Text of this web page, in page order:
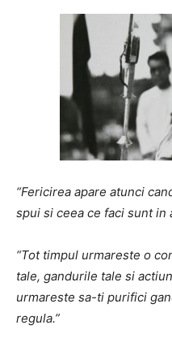
“Fericirea apare atunci
spui si ceea ce faci sunt in
“Tot timpul urmareste o
tale, gandurile tale si
urmareste sa-ti purifici
regula.”